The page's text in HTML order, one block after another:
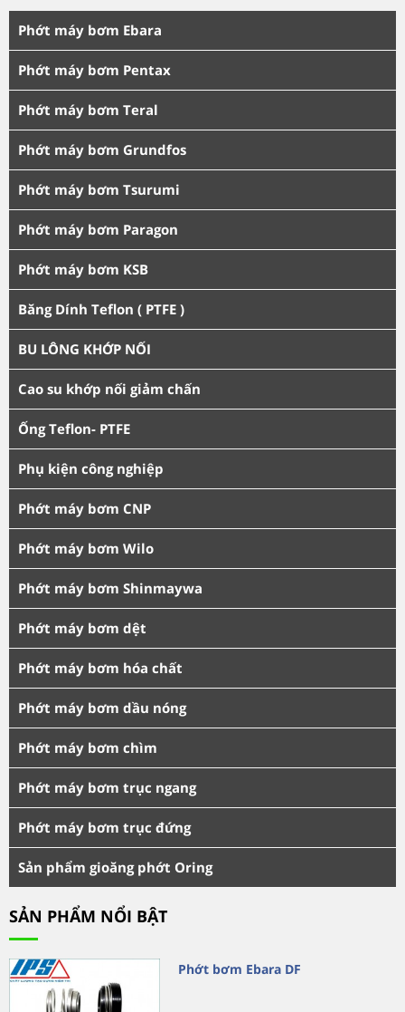
Phớt máy bơm Ebara
Phớt máy bơm Pentax
Phớt máy bơm Teral
Phớt máy bơm Grundfos
Phớt máy bơm Tsurumi
Phớt máy bơm Paragon
Phớt máy bơm KSB
Băng Dính Teflon ( PTFE )
BU LÔNG KHỚP NỐI
Cao su khớp nối giảm chấn
Ống Teflon- PTFE
Phụ kiện công nghiệp
Phớt máy bơm CNP
Phớt máy bơm Wilo
Phớt máy bơm Shinmaywa
Phớt máy bơm dệt
Phớt máy bơm hóa chất
Phớt máy bơm dầu nóng
Phớt máy bơm chìm
Phớt máy bơm trục ngang
Phớt máy bơm trục đứng
Sản phẩm gioăng phớt Oring
SẢN PHẨM NỔI BẬT
Phớt bơm Ebara DF